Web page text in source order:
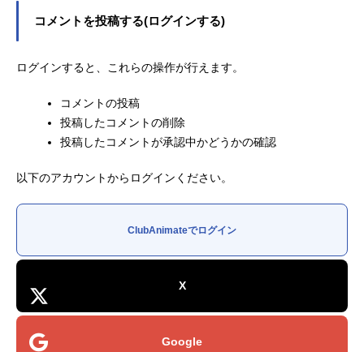
コメントを投稿する(ログインする)
ログインすると、これらの操作が行えます。
コメントの投稿
投稿したコメントの削除
投稿したコメントが承認中かどうかの確認
以下のアカウントからログインください。
ClubAnimateでログイン
X
Google